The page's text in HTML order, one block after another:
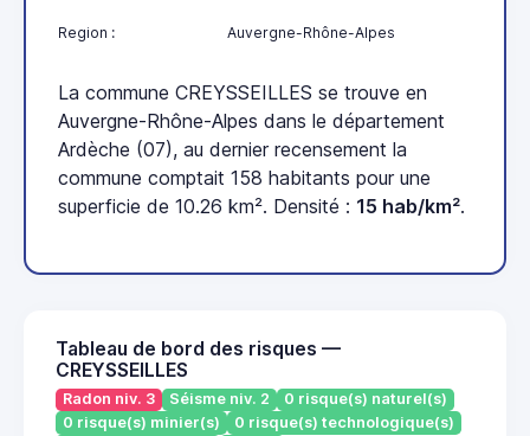
Region : Auvergne-Rhône-Alpes
La commune CREYSSEILLES se trouve en
Auvergne-Rhône-Alpes dans le département
Ardèche (07), au dernier recensement la
commune comptait 158 habitants pour une
superficie de 10.26 km². Densité : 15 hab/km².
Tableau de bord des risques —
CREYSSEILLES
Radon niv. 3 Séisme niv. 2
0 risque(s) naturel(s)
0 risque(s) minier(s)
0 risque(s) technologique(s)